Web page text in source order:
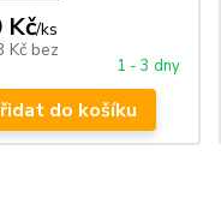
Kč/ks
Kč bez
1 - 3 dny
do košíku